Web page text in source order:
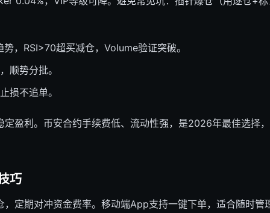
，RSI>70超买减仓，Volume验证突破。
顺势分批。
损不追单。
定盈利。币安合约手续费低、流动性强，是2026年最佳选择
巧
，定期对冲资金费率。移动端App支持一键下单，适合随时管